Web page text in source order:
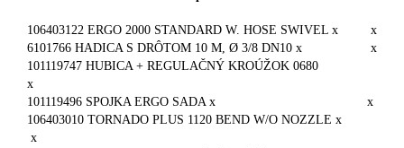
106403122 ERGO 2000 STANDARD W. HOSE SWIVEL x x
6101766 HADICA S DRÔTOM 10 M, Ø 3/8 DN10 x x
101119747 HUBICA + REGULAČNÝ KROÚŽOK 0680
x
101119496 SPOJKA ERGO SADA x x
106403010 TORNADO PLUS 1120 BEND W/O NOZZLE x
x